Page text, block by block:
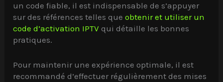
un code fiable, il est indispensable de s’appuyer
sur des références telles queobtenir et utiliser un
code d’activation IPTV qui détaille les bonnes
pratiques.
Pour maintenir une expérience optimale, il est
recommandé d’effectuer régulièrement des mises